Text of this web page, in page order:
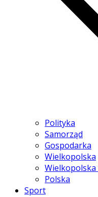
Polityka
Samorząd
Gospodarka
Wielkopolska
Wielkopolska
Polska
Sport